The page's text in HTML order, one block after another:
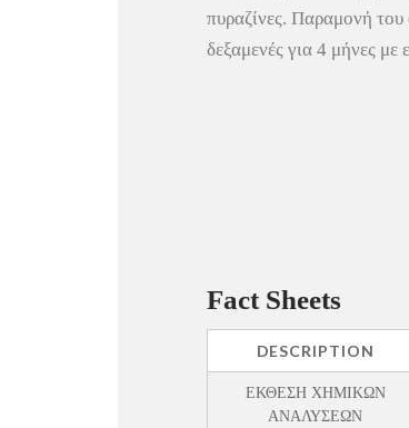
πυραζίνες. Παραμονή του
δεξαμενές για 4 μήνες με
Fact Sheets
DESCRIPTION
ΕΚΘΕΣΗ ΧΗΜΙΚΩΝ
ΑΝΑΛΥΣΕΩΝ